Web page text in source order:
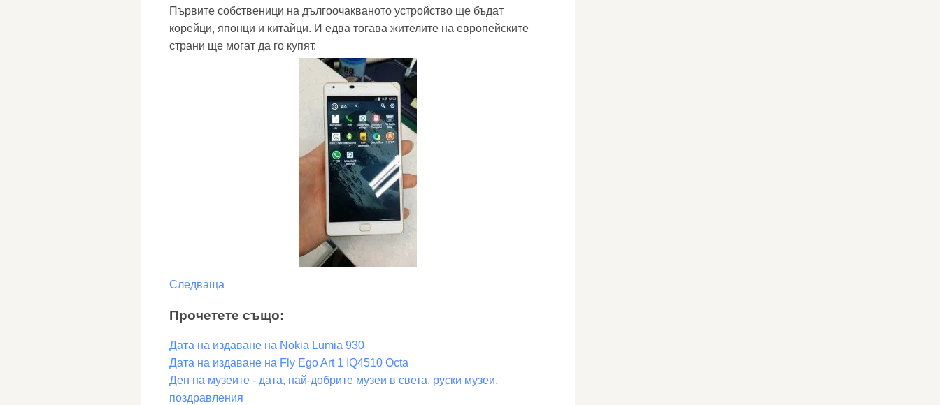
Първите собственици на дългоочакваното устройство ще бъдат
корейци, японци и китайци. И едва тогава жителите на европейските
страни ще могат да го купят.
Следваща
Прочетете също:
Дата на издаване на Nokia Lumia 930
Дата на издаване на Fly Ego Art 1 IQ4510 Octa
Ден на музеите - дата, най-добрите музеи в света, руски музеи,
поздравления